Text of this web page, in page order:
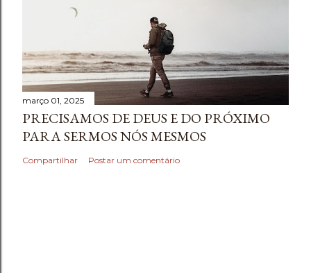
março 01, 2025
PRECISAMOS DE DEUS E DO PRÓXIMO
PARA SERMOS NÓS MESMOS
Compartilhar Postar um comentário